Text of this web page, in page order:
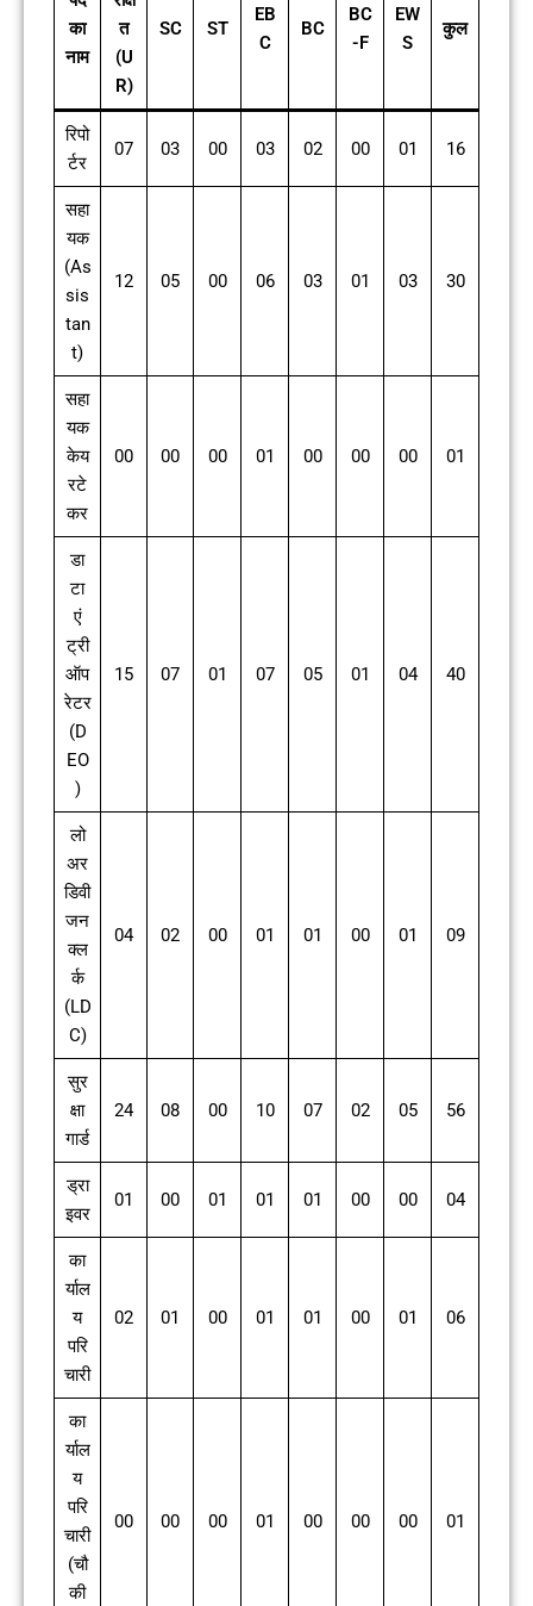
का
नाम
त
(U
R)
SC ST
EB
C
BC
BC
-F
EW
S
कुल
रिपो
र्टर
07 03 00 03 02 00 01 16
सहा
यक
(As
sis
tan
t)
12 05 00 06 03 01 03 30
सहा
यक
केय
रटे
कर
00 00 00 01 00 00 00 01
डा
टा
एं
ट्री
ऑप
रेटर
(D
EO
)
15 07 01 07 05 01 04 40
लो
अर
डिवी
जन
क्ल
र्क
(LD
C)
04 02 00 01 01 00 01 09
सुर
क्षा
गार्ड
24 08 00 10 07 02 05 56
ड्रा
इवर
01 00 01 01 01 00 00 04
का
र्याल
य
परि
चारी
02 01 00 01 01 00 01 06
का
र्याल
य
परि
चारी
(चौ
की
00 00 00 01 00 00 00 01